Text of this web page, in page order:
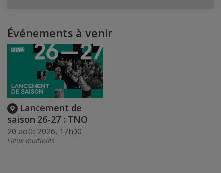
Événements à venir
Lancement de
saison 26-27 : TNO
20 août 2026, 17h00
Lieux multiples